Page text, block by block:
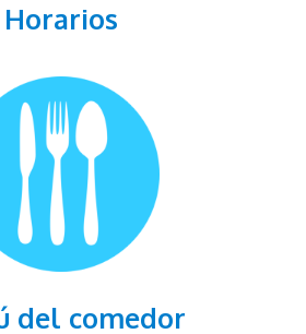
Horarios
del comedor